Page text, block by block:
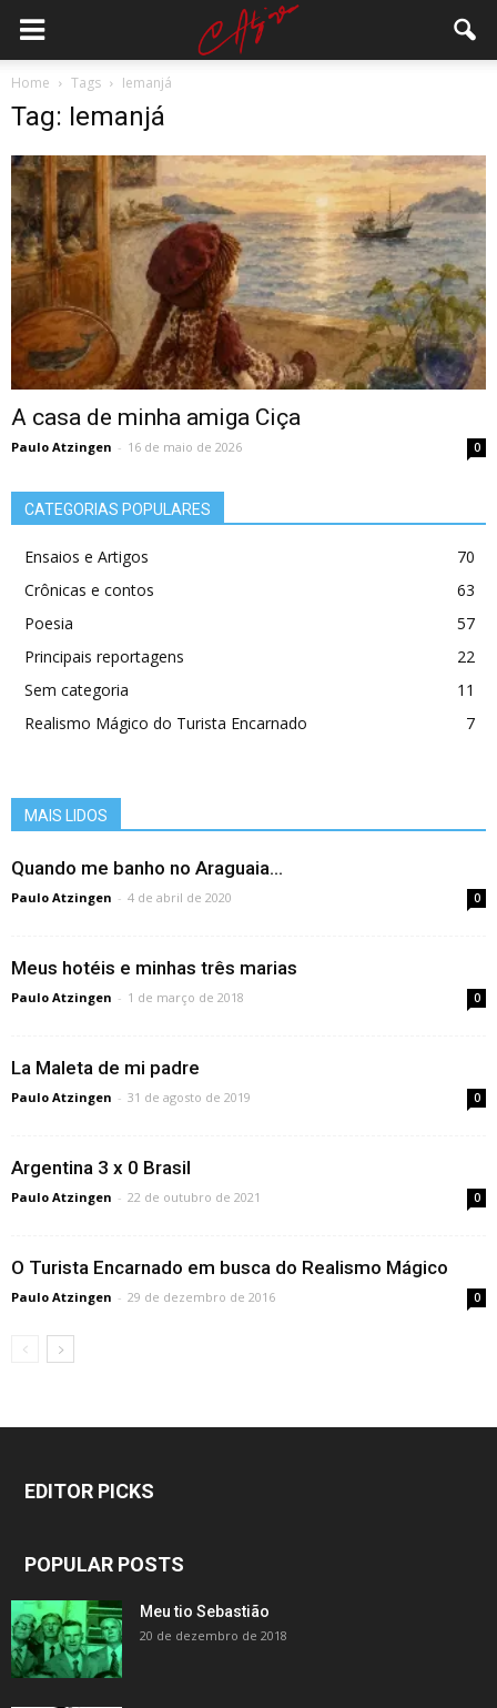
Home Tags Iemanjá
Tag: Iemanjá
A casa de minha amiga Ciça
Paulo Atzingen - 16 de maio de 2026 0
CATEGORIAS POPULARES
Ensaios e Artigos
70
Crônicas e contos
63
Poesia
57
Principais reportagens
22
Sem categoria
11
Realismo Mágico do Turista Encarnado
7
MAIS LIDOS
Quando me banho no Araguaia…
Paulo Atzingen - 4 de abril de 2020 0
Meus hotéis e minhas três marias
Paulo Atzingen - 1 de março de 2018 0
La Maleta de mi padre
Paulo Atzingen - 31 de agosto de 2019 0
Argentina 3 x 0 Brasil
Paulo Atzingen - 22 de outubro de 2021 0
O Turista Encarnado em busca do Realismo Mágico
Paulo Atzingen - 29 de dezembro de 2016 0
EDITOR PICKS
POPULAR POSTS
Meu tio Sebastião
20 de dezembro de 2018